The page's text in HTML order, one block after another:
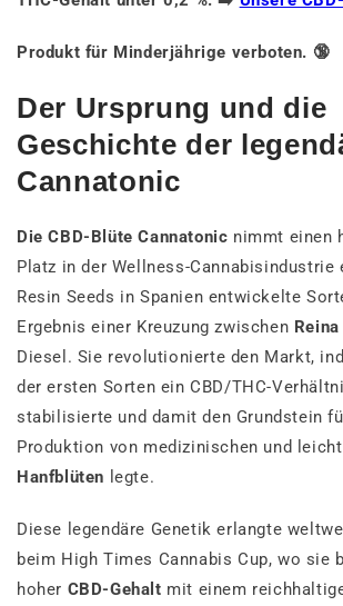
Produkt für Minderjährige verboten. 🔞
Der Ursprung und die
Geschichte der
Cannatonic
Die CBD-Blüte Cannatonic nimmt einen
Platz in der Wellness-Cannabisindustrie
Resin Seeds in Spanien entwickelte
Ergebnis einer Kreuzung zwischen
Diesel. Sie revolutionierte den Markt,
der ersten Sorten ein CBD/THC-
stabilisierte und damit den Grundstein
Produktion von medizinischen und
Hanfblüten legte.
Diese legendäre Genetik erlangte
beim High Times Cannabis Cup, wo sie
hoher CBD-Gehalt mit einem